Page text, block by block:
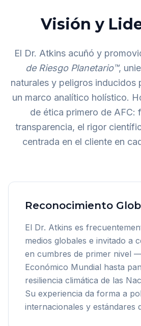
Visión y
El Dr. Atkins acuñó y
de Riesgo Planetario™,
naturales y peligros inducidos
un marco analítico holístico.
de ética primero de AFC:
transparencia, el rigor
centrada en el cliente en
Reconocimiento
El Dr. Atkins es
medios globales e invitado a
en cumbres de primer nivel
Económico Mundial hasta
resiliencia climática de las
Su experiencia da forma a
internacionales y estándares